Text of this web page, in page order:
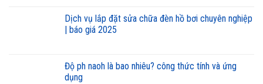
dịch vụ lắp đặt sửa chữa đèn hồ bơi chuyên nghiệp
| báo giá 2025
độ ph naoh là bao nhiêu? công thức tính và ứng
dụng